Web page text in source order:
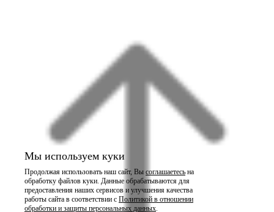
Мы используем куки
Продолжая использовать наш сайт, Вы соглашаетесь на
обработку файлов куки. Данные обрабатываются для
предоставления наших сервисов и улучшения качества
работы сайта в соответствии с Политикой в отношении
обработки и защиты персональных данных.